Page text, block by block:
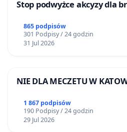
Stop podwyżce akcyzy dla
865 podpisów
301 Podpisy / 24 godzin
31 Jul 2026
NIE DLA MECZETU W
1 867 podpisów
190 Podpisy / 24 godzin
29 Jul 2026